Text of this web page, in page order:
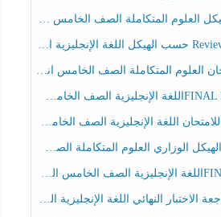
المتكاملة الصف الخامس انسبير الفصل الثالث
المتكاملة الصف الخامس انسبير الفصل الثالث
اللغة الإنجليزية الصف الخامس الفصل الثالث
العلوم المتكاملة الصف الخامس عام الفصل الثالث
اللغة الإنجليزية الصف الرابع الفصل الثالث